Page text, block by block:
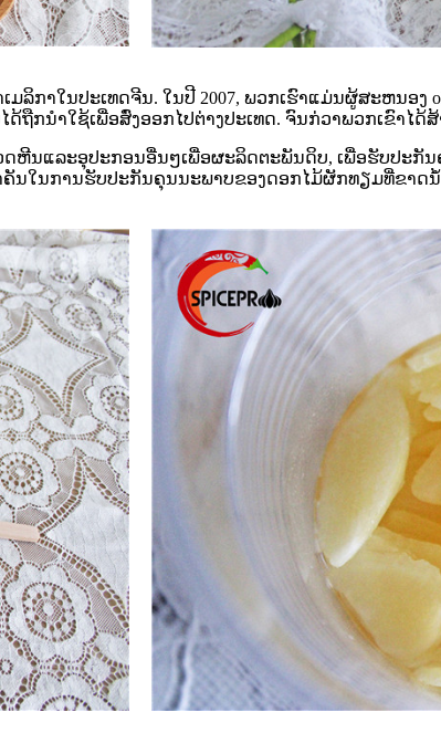
ກາໃນປະເທດຈີນ. ໃນປີ 2007, ພວກເຮົາແມ່ນຜູ້ສະຫນອງ
ນໍາໃຊ້ເພື່ອສົ່ງອອກໄປຕ່າງປະເທດ. ຈົນກ່ວາພວກເຂົາໄດ້
ຫີນແລະອຸປະກອນອື່ນໆເພື່ອຜະລິດຕະພັນດິບ, ເພື່ອຮັບປະ
ນໃນການຮັບປະກັນຄຸນນະພາບຂອງດອກໄມ້ຜັກທຽມທີ່ຂາດນ້ໍ